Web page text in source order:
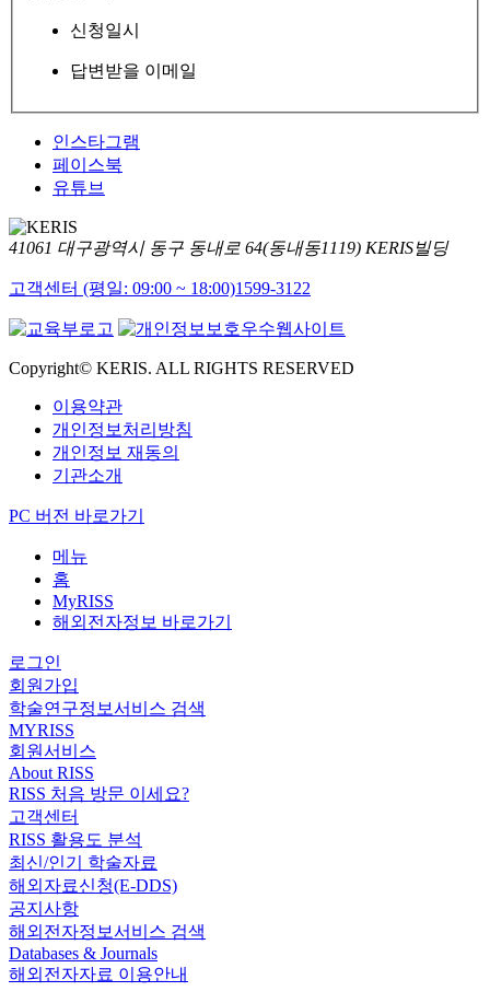
신청일시
답변받을 이메일
인스타그램
페이스북
유튜브
41061 대구광역시 동구 동내로 64(동내동1119) KERIS빌딩
고객센터 (평일: 09:00 ~ 18:00)1599-3122
Copyright© KERIS. ALL RIGHTS RESERVED
이용약관
개인정보처리방침
개인정보 재동의
기관소개
PC 버전 바로가기
메뉴
홈
MyRISS
해외전자정보 바로가기
로그인
회원가입
학술연구정보서비스 검색
MYRISS
회원서비스
About RISS
RISS 처음 방문 이세요?
고객센터
RISS 활용도 분석
최신/인기 학술자료
해외자료신청(E-DDS)
공지사항
해외전자정보서비스 검색
Databases & Journals
해외전자자료 이용안내